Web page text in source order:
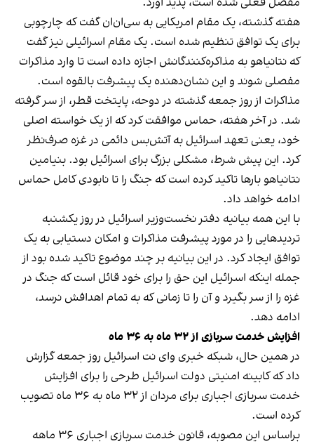
هفته گذشته، یک مقام امریکایی به سی‌ان‌ان گفت که چارچوبی
برای یک توافق تنظیم شده است. یک مقام اسرائیلی نیز گفت
که نتانیاهو به مذاکره‌کنندگانش اجازه داده است تا وارد مذاکرات
مفصلی شوند و این نشان‌دهنده یک پیشرفت بالقوه است.
مذاکرات از روز جمعه گذشته در دوحه، پایتخت قطر، از سر گرفته
شد. در آخر هفته، حماس موافقت کرد که از یک خواسته اصلی
خود، یعنی تعهد اسرائیل به آتش‌بس دائمی در غزه صرف‌نظر
کرد. این پیش شرط، مشکلی بزرگ برای اسرائیل بود. بنیامین
نتانیاهو بارها تاکید کرده است که جنگ را تا نابودی کامل حماس
ادامه خواهد داد.
با این همه بیانیه دفتر نخست‌وزیر اسرائیل در روز یکشنبه
تردیدهایی را در مورد پیشرفت مذاکرات و امکان دستیابی به یک
توافق ایجاد کرد. در این بیانیه بر چند موضوع تاکید شده بود از
جمله اینکه اسرائیل این حق را برای خود قائل است که جنگ در
غزه را از سر بگیرد و آن را تا زمانی که به تمام اهدافش نرسد،
ادامه دهد.
افزایش خدمت سربازی از ۳۲ ماه به ۳۶ ماه
در همین حال، شبکه خبری وای نت اسرائیل روز جمعه گزارش
داد که کابینه امنیتی دولت اسرائیل طرحی را برای افزایش
خدمت سربازی اجباری برای مردان از ۳۲ ماه به ۳۶ ماه تصویب
کرده است.
براساس این مصوبه، قانون خدمت سربازی اجباری ۳۶ ماهه